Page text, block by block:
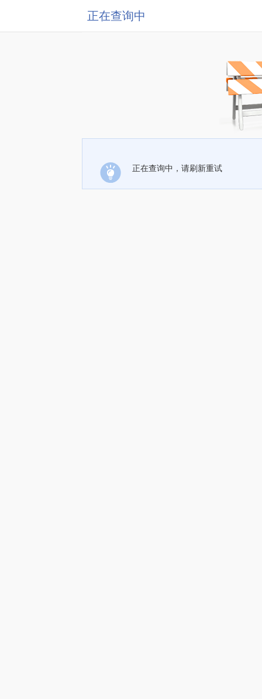
正在查询中
正在查询中，请刷新重试